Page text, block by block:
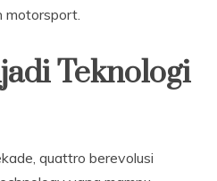
motorsport.
Teknologi
quattro berevolusi